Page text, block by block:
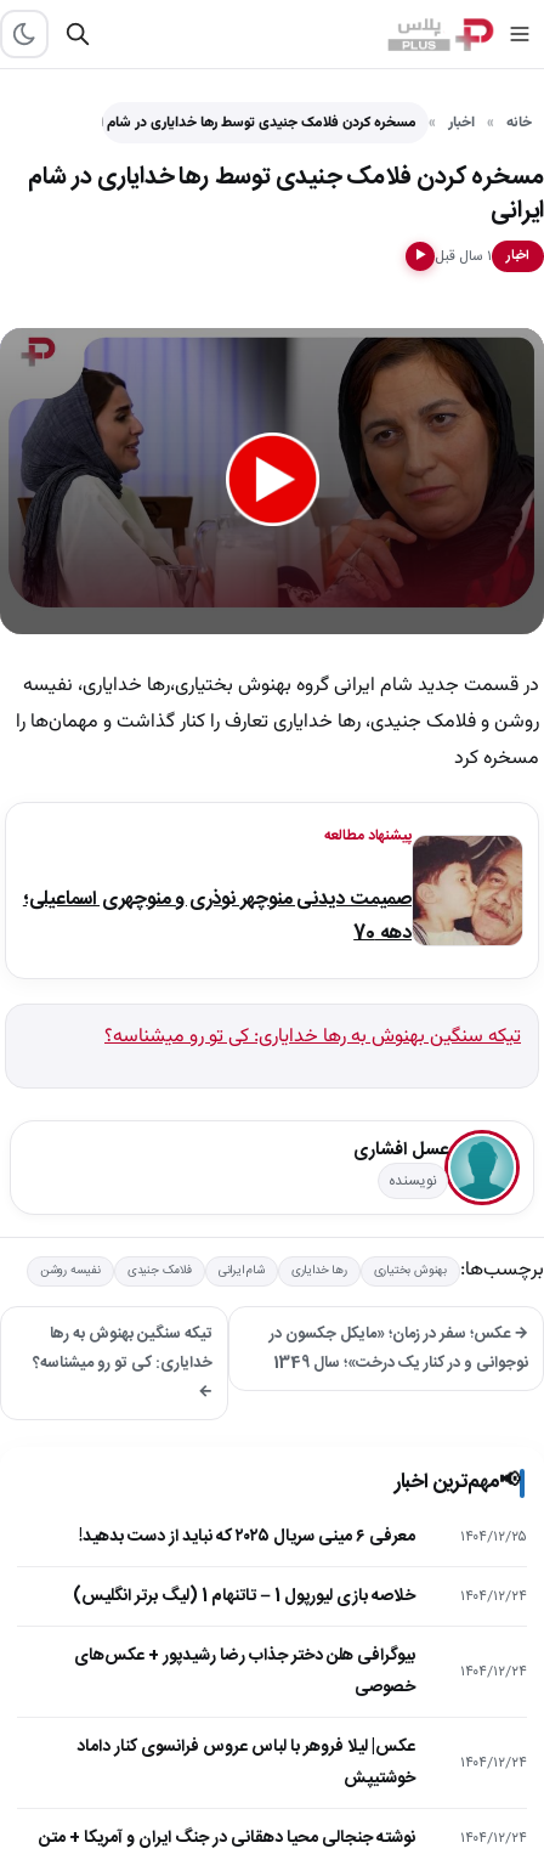
خانه اخبار مسخره کردن فلامک جنیدی توسط رها خدایاری در شام ایرانی
مسخره کردن فلامک جنیدی توسط رها خدایاری در شام
ایرانی
اخبار ۱ سال قبل ▶
minute,
15
در قسمت جدید شام ایرانی گروه بهنوش بختیاری،رها خدایاری، نفیسه
روشن و فلامک جنیدی، رها خدایاری تعارف را کنار گذاشت و مهمان‌ها را
مسخره کرد
پیشنهاد مطالعه
صمیمت دیدنی منوچهر نوذری و منوچهری اسماعیلی؛
دهه 70
تیکه سنگین بهنوش به رها خدایاری: کی تو رو میشناسه؟
عسل افشاری
نویسنده
برچسب‌ها: بهنوش بختیاری رها خدایاری شام ایرانی فلامک جنیدی نفیسه روشن
→ عکس؛ سفر در زمان؛ «مایکل جکسون در
نوجوانی و در کنار یک درخت»؛ سال 1349
تیکه سنگین بهنوش به رها
خدایاری: کی تو رو میشناسه؟
←
📢مهم‌ترین اخبار
۱۴۰۴/۱۲/۲۵ معرفی ۶ مینی سریال ۲۰۲۵ که نباید از دست بدهید!
۱۴۰۴/۱۲/۲۴ خلاصه بازی لیورپول 1 – تاتنهام 1 (لیگ برتر انگلیس)
۱۴۰۴/۱۲/۲۴
بیوگرافی هلن دختر جذاب رضا رشیدپور + عکس‌های
خصوصی
۱۴۰۴/۱۲/۲۴
عکس| لیلا فروهر با لباس عروس فرانسوی کنار داماد
خوشتیپش
۱۴۰۴/۱۲/۲۴ نوشته جنجالی محیا دهقانی در جنگ ایران و آمریکا + متن